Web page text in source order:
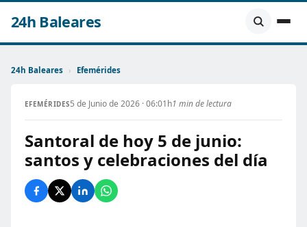
24h Baleares
24h Baleares › Efemérides
EFEMÉRIDES5 de Junio de 2026 · 06:01h1 min de lectura
Santoral de hoy 5 de junio:
santos y celebraciones del día